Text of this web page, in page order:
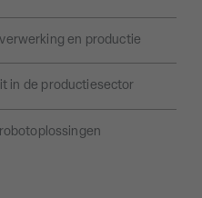
en productie
in de productiesector